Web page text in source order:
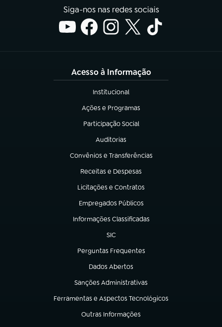
Siga-nos nas redes sociais
Acesso à Informação
Institucional
(abre em nova aba)
Ações e Programas
(abre em nova aba)
Participação Social
(abre em nova aba)
Auditorias
(abre em nova aba)
Convênios e Transferências
(abre em nova aba)
Receitas e Despesas
(abre em nova aba)
Licitações e Contratos
(abre em nova aba)
Empregados Públicos
(abre em nova aba)
Informações Classificadas
(abre em nova aba)
SIC
(abre em nova aba)
Perguntas Frequentes
(abre em nova aba)
Dados Abertos
(abre em nova aba)
Sanções Administrativas
(abre em nova aba)
Ferramentas e Aspectos Tecnológicos
(abre em nova aba)
Outras Informações
(abre em nova aba)